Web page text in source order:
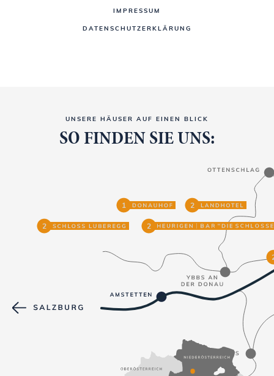
IMPRESSUM
DATENSCHUTZERKLÄRUNG
UNSERE HÄUSER AUF EINEN BLICK
SO FINDEN SIE UNS: